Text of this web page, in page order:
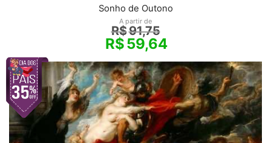
Sonho de Outono
A partir de
R$91,75
R$59,64